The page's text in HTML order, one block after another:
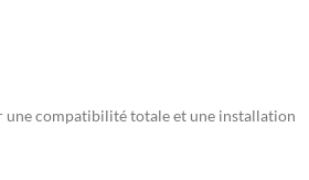
une compatibilité totale et une installation